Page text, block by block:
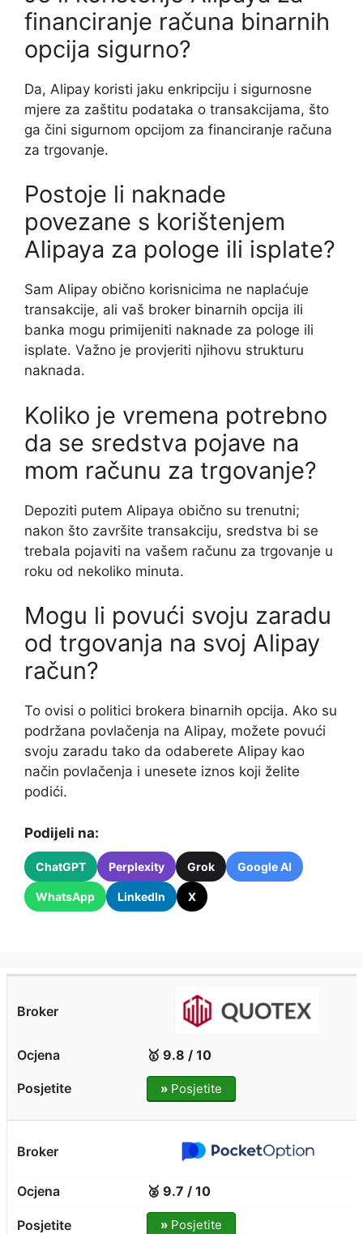
financiranje računa binarnih
opcija sigurno?
Da, Alipay koristi jaku enkripciju i sigurnosne
mjere za zaštitu podataka o transakcijama, što
ga čini sigurnom opcijom za financiranje računa
za trgovanje.
Postoje li naknade
povezane s korištenjem
Alipaya za pologe ili isplate?
Sam Alipay obično korisnicima ne naplaćuje
transakcije, ali vaš broker binarnih opcija ili
banka mogu primijeniti naknade za pologe ili
isplate. Važno je provjeriti njihovu strukturu
naknada.
Koliko je vremena potrebno
da se sredstva pojave na
mom računu za trgovanje?
Depoziti putem Alipaya obično su trenutni;
nakon što završite transakciju, sredstva bi se
trebala pojaviti na vašem računu za trgovanje u
roku od nekoliko minuta.
Mogu li povući svoju zaradu
od trgovanja na svoj Alipay
račun?
To ovisi o politici brokera binarnih opcija. Ako su
podržana povlačenja na Alipay, možete povući
svoju zaradu tako da odaberete Alipay kao
način povlačenja i unesete iznos koji želite
podići.
Podijeli na:
ChatGPT Perplexity Grok Google AI
WhatsApp LinkedIn X
🥇 9.8 / 10
»Posjetite
🥈 9.7 / 10
»Posjetite